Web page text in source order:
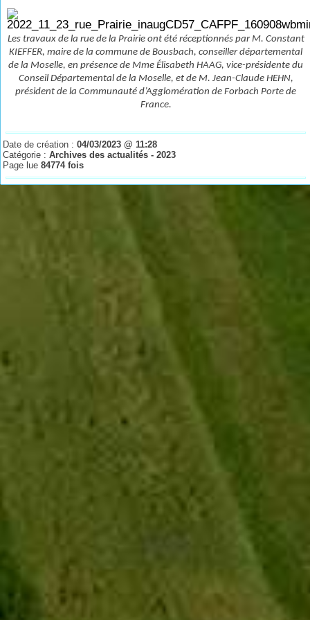
Les travaux de la rue de la Prairie ont été réceptionnés par M. Constant
KIEFFER, maire de la commune de Bousbach, conseiller départemental
de la Moselle, en présence de Mme Élisabeth HAAG, vice-présidente du
Conseil Départemental de la Moselle, et de M. Jean-Claude HEHN,
président de la Communauté d’Agglomération de Forbach Porte de
France.
Date de création :04/03/2023 @ 11:28
Catégorie :Archives des actualités - 2023
Page lue84774 fois